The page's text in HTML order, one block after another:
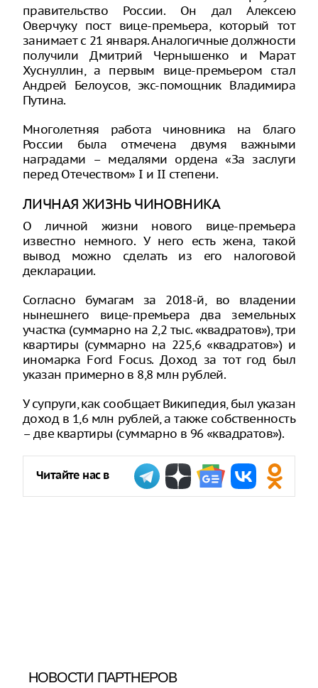
правительство России. Он дал Алексею
Оверчуку пост вице-премьера, который тот
занимает с 21 января. Аналогичные должности
получили Дмитрий Чернышенко и Марат
Хуснуллин, а первым вице-премьером стал
Андрей Белоусов, экс-помощник Владимира
Путина.
Многолетняя работа чиновника на благо
России была отмечена двумя важными
наградами – медалями ордена «За заслуги
перед Отечеством» I и II степени.
ЛИЧНАЯ ЖИЗНЬ ЧИНОВНИКА
О личной жизни нового вице-премьера
известно немного. У него есть жена, такой
вывод можно сделать из его налоговой
декларации.
Согласно бумагам за 2018-й, во владении
нынешнего вице-премьера два земельных
участка (суммарно на 2,2 тыс. «квадратов»), три
квартиры (суммарно на 225,6 «квадратов») и
иномарка Ford Focus. Доход за тот год был
указан примерно в 8,8 млн рублей.
У супруги, как сообщает Википедия, был указан
доход в 1,6 млн рублей, а также собственность
– две квартиры (суммарно в 96 «квадратов»).
Читайте нас в